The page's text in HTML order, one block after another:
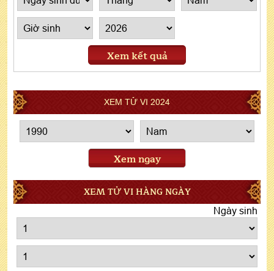
Xem kết quả
XEM TỬ VI 2024
Xem ngay
XEM TỬ VI HÀNG NGÀY
Ngày sinh